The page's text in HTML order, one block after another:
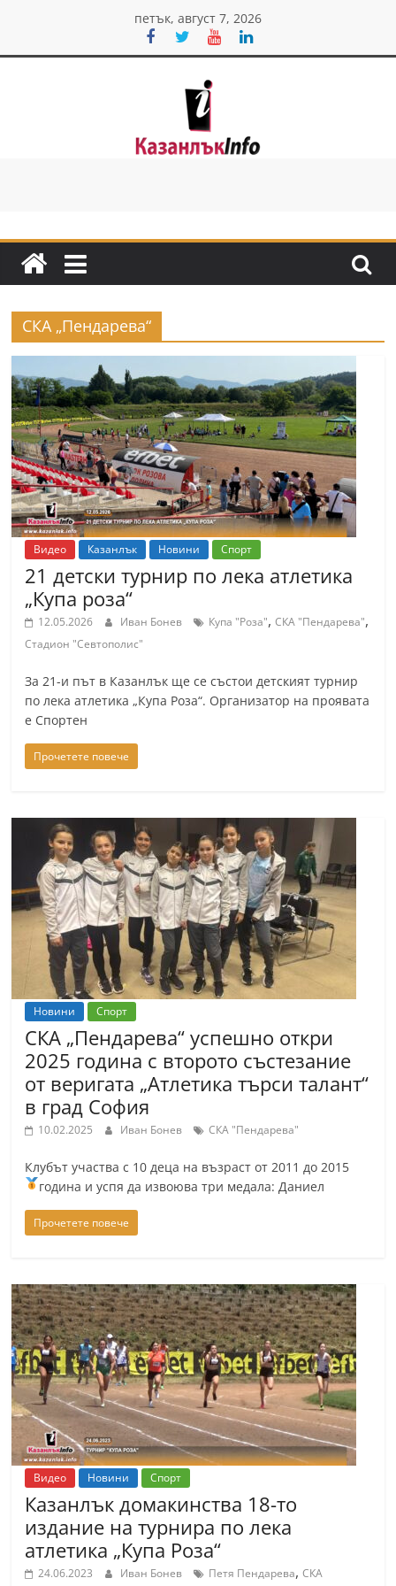
content
петък, август 7, 2026
Казанлък
Н
в
и
н
о
т
К
а
з
а
н
л
ъ
к
б
л
с
т
а
р
а
а
г
о
р
а
–
k
a
a
n
l
k
.
i
n
f
o
,
k
a
z
a
n
l
СКА „Пендарева“
Видео Казанлък Новини Спорт
21 детски турнир по лека атлетика
„Купа роза“
12.05.2026 Иван Бонев Купа "Роза",СКА "Пендарева",
Стадион "Севтополис"
За 21-и път в Казанлък ще се състои детският турнир
по лека атлетика „Купа Роза“. Организатор на проявата
е Спортен
Прочетете повече
Новини Спорт
СКА „Пендарева“ успешно откри
2025 година с второто състезание
от веригата „Атлетика търси талант“
в град София
10.02.2025 Иван Бонев СКА "Пендарева"
Клубът участва с 10 деца на възраст от 2011 до 2015
година и успя да извоюва три медала:Даниел
Прочетете повече
Видео Новини Спорт
Казанлък домакинства 18-то
издание на турнира по лека
атлетика „Купа Роза“
24.06.2023 Иван Бонев Петя Пендарева,СКА